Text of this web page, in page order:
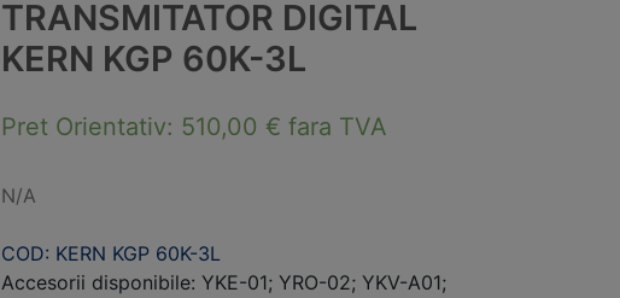
TRANSMITATOR DIGITAL
KERN KGP 60K-3L
Pret Orientativ: 510,00 € fara TVA
N/A
COD: KERN KGP 60K-3L
Accesorii disponibile: YKE-01; YRO-02; YKV-A01;